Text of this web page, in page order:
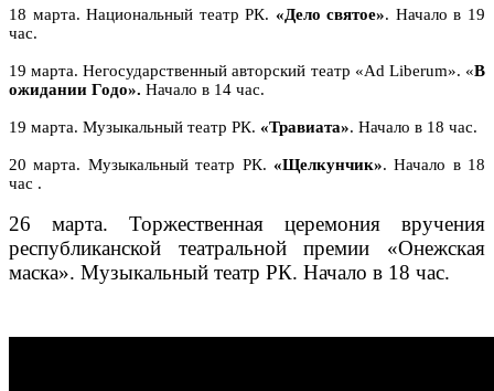
18 марта. Национальный театр РК. «Дело святое». Начало в 19
час.
19 марта. Негосударственный авторский театр «Ad Liberum». «В
ожидании Годо». Начало в 14 час.
19 марта. Музыкальный театр РК. «Травиата». Начало в 18 час.
20 марта. Музыкальный театр РК. «Щелкунчик». Начало в 18
час .
26 марта. Торжественная церемония вручения
республиканской театральной премии «Онежская
маска». Музыкальный театр РК. Начало в 18 час.